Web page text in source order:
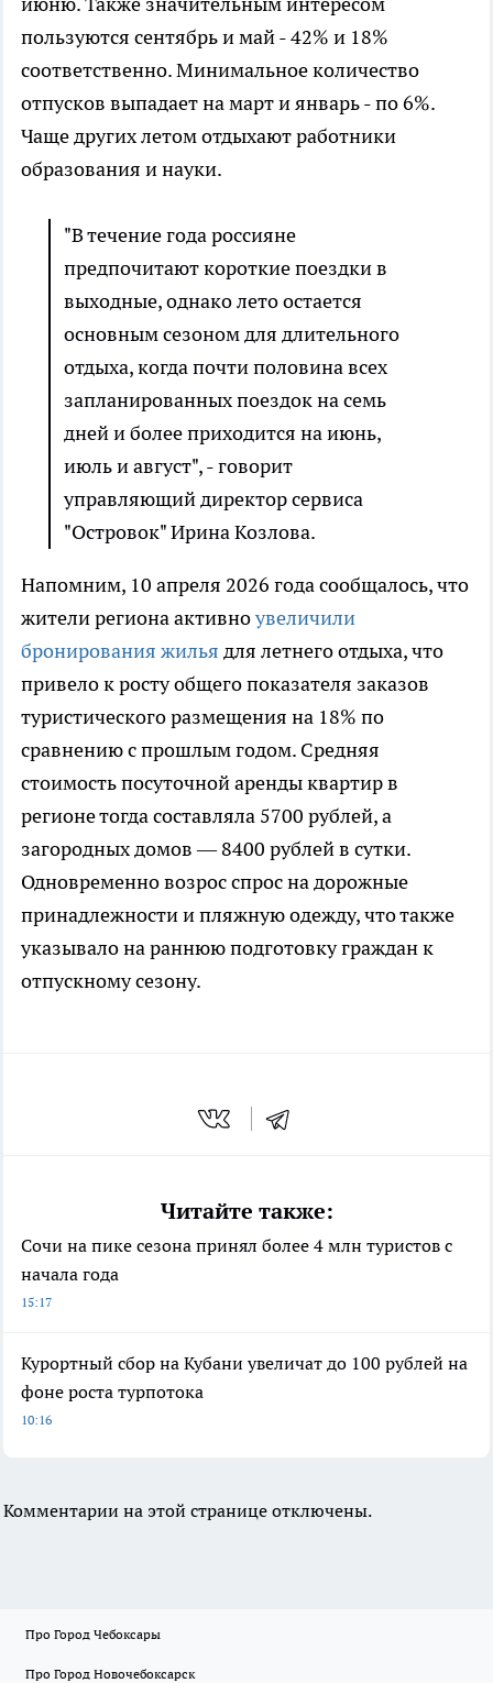
пользуются сентябрь и май - 42% и 18%
соответственно. Минимальное количество
отпусков выпадает на март и январь - по 6%.
Чаще других летом отдыхают работники
образования и науки.
"В течение года россияне
предпочитают короткие поездки в
выходные, однако лето остается
основным сезоном для длительного
отдыха, когда почти половина всех
запланированных поездок на семь
дней и более приходится на июнь,
июль и август", - говорит
управляющий директор сервиса
"Островок" Ирина Козлова.
Напомним, 10 апреля 2026 года сообщалось, что
жители региона активноувеличили
бронирования жилья для летнего отдыха, что
привело к росту общего показателя заказов
туристического размещения на 18% по
сравнению с прошлым годом. Средняя
стоимость посуточной аренды квартир в
регионе тогда составляла 5700 рублей, а
загородных домов — 8400 рублей в сутки.
Одновременно возрос спрос на дорожные
принадлежности и пляжную одежду, что также
указывало на раннюю подготовку граждан к
отпускному сезону.
Читайте также:
Сочи на пике сезона принял более 4 млн туристов с
начала года
15:17
Курортный сбор на Кубани увеличат до 100 рублей на
фоне роста турпотока
10:16
Комментарии на этой странице отключены.
Про Город Чебоксары
Про Город Новочебоксарск